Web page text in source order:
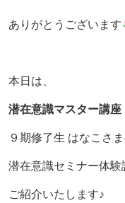
ありがとうございます
本日は、
潜在意識マスター講座
９期修了生 はなこさ
潜在意識セミナー体験
ご紹介いたします♪